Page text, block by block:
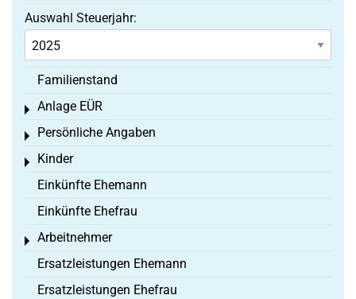
Auswahl Steuerjahr:
Familienstand
Anlage EÜR
Toggle menu
Persönliche Angaben
Toggle menu
Kinder
Toggle menu
Einkünfte Ehemann
Einkünfte Ehefrau
Arbeitnehmer
Toggle menu
Ersatzleistungen Ehemann
Ersatzleistungen Ehefrau